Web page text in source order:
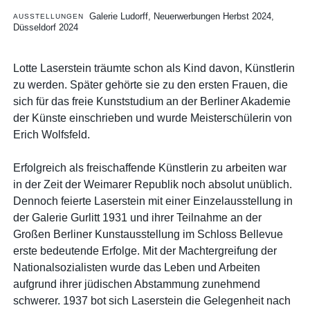
AUSSTELLUNGEN
Galerie Ludorff, Neuerwerbungen Herbst 2024,
Düsseldorf 2024
Lotte Laserstein träumte schon als Kind davon, Künstlerin
zu werden. Später gehörte sie zu den ersten Frauen, die
sich für das freie Kunststudium an der Berliner Akademie
der Künste einschrieben und wurde Meisterschülerin von
Erich Wolfsfeld.
Erfolgreich als freischaffende Künstlerin zu arbeiten war
in der Zeit der Weimarer Republik noch absolut unüblich.
Dennoch feierte Laserstein mit einer Einzelausstellung in
der Galerie Gurlitt 1931 und ihrer Teilnahme an der
Großen Berliner Kunstausstellung im Schloss Bellevue
erste bedeutende Erfolge. Mit der Machtergreifung der
Nationalsozialisten wurde das Leben und Arbeiten
aufgrund ihrer jüdischen Abstammung zunehmend
schwerer. 1937 bot sich Laserstein die Gelegenheit nach